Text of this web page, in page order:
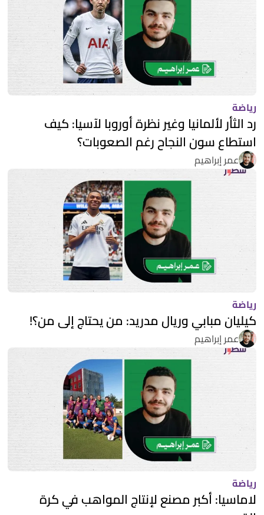
رياضة
رد الثأر لألمانيا وغير نظرة أوروبا لآسيا: كيف
استطاع سون النجاح رغم الصعوبات؟
عمر إبراهيم
رياضة
كيليان مبابي وريال مدريد: من يحتاج إلى من؟!
عمر إبراهيم
رياضة
لاماسيا: أكبر مصنع لإنتاج المواهب في كرة